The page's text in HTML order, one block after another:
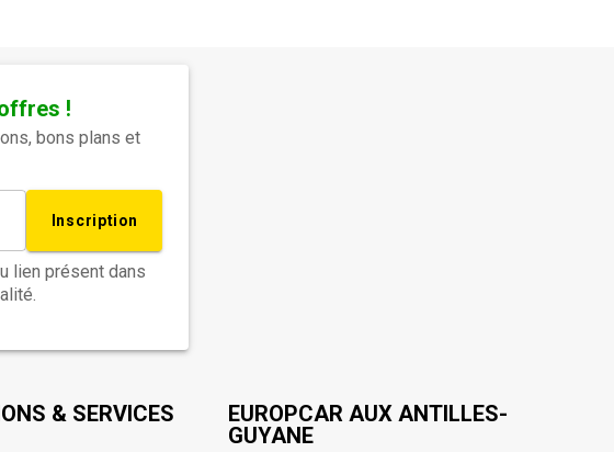
!
bons plans et
Inscription
lien présent dans
& SERVICES
EUROPCAR AUX ANTILLES-
GUYANE